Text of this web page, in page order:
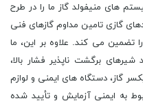
های منیفولد گاز ما را در طرح
گازی تامین مداوم گازهای فنی
تضمین می کند. علاوه بر این، ما
برگشت ناپذیر فشار بالا،
گاز، دستگاه های ایمنی و لوازم
به ایمنی آزمایش و تأیید شده